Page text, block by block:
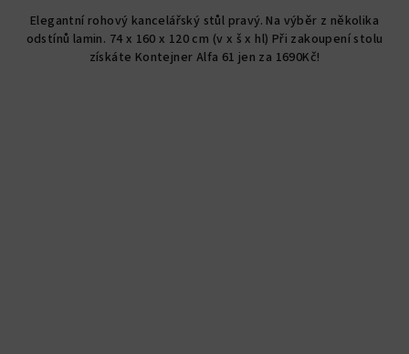
Elegantní rohový kancelářský stůl pravý. Na výběr z několika
odstínů lamin. 74 x 160 x 120 cm (v x š x hl) Při zakoupení stolu
získáte Kontejner Alfa 61 jen za 1690Kč!